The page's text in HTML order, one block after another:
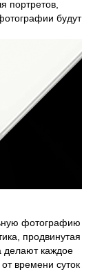
портретов,
будут
фотографию
продвинутая
делают каждое
времени суток